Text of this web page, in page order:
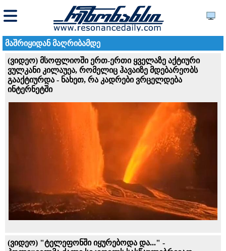
მაშრიყიდან მაღრიბამდე
(ვიდეო) მსოფლიოში ერთ-ერთი ყველაზე აქტიური
ვულკანი კილაუეა, რომელიც ჰავაიზე მდებარეობს
გააქტიურდა - ნახეთ, რა კადრები ვრცელდება
ინტერნეტში
(ვიდეო) "ტელეფონში იყურებოდა და..." -